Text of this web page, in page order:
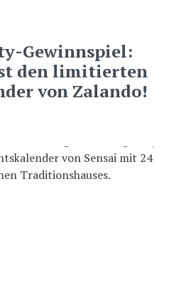
Gewinnspiel:
den limitierten
von Zalando!